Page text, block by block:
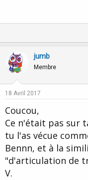
jumb
Membre
18 Avril 2017
Coucou,
Ce n'était pas sur
tu l'as vécue
Bennn, et à la
"d'articulation de
V.